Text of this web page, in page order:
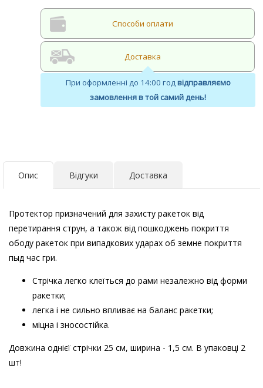
Cпособи оплати
Доставка
При оформленні до 14:00 годвідправляємо
замовлення в той самий день!
Опис Відгуки Доставка
Протектор призначений для захисту ракеток від
перетирання струн, а також від пошкоджень покриття
ободу ракеток при випадкових ударах об земне покриття
пыд час гри.
Стрічка легко клеїться до рами незалежно від форми
ракетки;
легка і не сильно впливає на баланс ракетки;
міцна і зносостійка.
Довжина однієї стрічки 25 см, ширина - 1,5 см. В упаковці 2
шт!